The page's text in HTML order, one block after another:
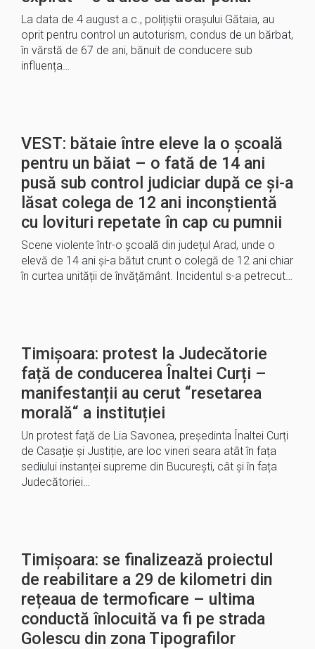
La data de 4 august a.c., polițiștii orașului Gătaia, au
oprit pentru control un autoturism, condus de un bărbat,
în vărstă de 67 de ani, bănuit de conducere sub
influența…
VEST: bătaie între eleve la o școală
pentru un băiat – o fată de 14 ani
pusă sub control judiciar după ce și-a
lăsat colega de 12 ani inconștientă
cu lovituri repetate în cap cu pumnii
Scene violente într-o școală din județul Arad, unde o
elevă de 14 ani și-a bătut crunt o colegă de 12 ani chiar
în curtea unității de învățământ. Incidentul s-a petrecut…
Timișoara: protest la Judecătorie
față de conducerea Înaltei Curți –
manifestanții au cerut “resetarea
morală“ a instituției
Un protest față de Lia Savonea, președinta Înaltei Curți
de Casație și Justiție, are loc vineri seara atât în fața
sediului instanței supreme din București, cât și în fața
Judecătoriei…
Timișoara: se finalizează proiectul
de reabilitare a 29 de kilometri din
rețeaua de termoficare – ultima
conductă înlocuită va fi pe strada
Golescu din zona Tipografilor